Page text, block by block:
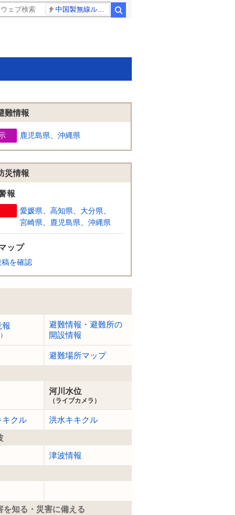
難情報
鹿児島県、 沖縄県
災情報
報
愛媛県、 高知県、 大分県、
宮崎県、 鹿児島県、 沖縄県
ップ
を確認
報
避難情報・避難所の
開設情報
避難場所マップ
河川水位
（ライブカメラ）
キクル
洪水キキクル
津波情報
を知る・災害に備える